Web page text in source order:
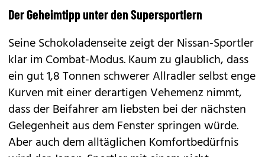
Der Geheimtipp unter den Supersportlern
Seine Schokoladenseite zeigt der Nissan-Sportler
klar im Combat-Modus. Kaum zu glaublich, dass
ein gut 1,8 Tonnen schwerer Allradler selbst enge
Kurven mit einer derartigen Vehemenz nimmt,
dass der Beifahrer am liebsten bei der nächsten
Gelegenheit aus dem Fenster springen würde.
Aber auch dem alltäglichen Komfortbedürfnis